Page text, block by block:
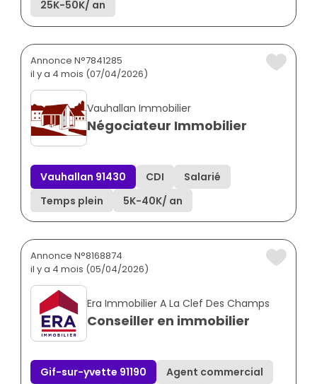
25K-50K/ an
Annonce N°7841285
il y a 4 mois (07/04/2026)
Vauhallan Immobilier
Négociateur Immobilier
Vauhallan 91430 CDI
Salarié
Temps plein
5K-40K/ an
Annonce N°8168874
il y a 4 mois (05/04/2026)
Era Immobilier A La Clef Des Champs
Conseiller en immobilier
Gif-sur-yvette 91190
Agent commercial